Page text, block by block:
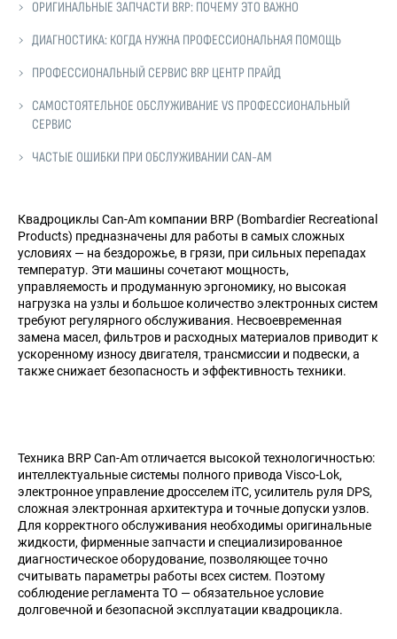
ОРИГИНАЛЬНЫЕ ЗАПЧАСТИ BRP: ПОЧЕМУ ЭТО ВАЖНО
ДИАГНОСТИКА: КОГДА НУЖНА ПРОФЕССИОНАЛЬНАЯ ПОМОЩЬ
ПРОФЕССИОНАЛЬНЫЙ СЕРВИС BRP ЦЕНТР ПРАЙД
САМОСТОЯТЕЛЬНОЕ ОБСЛУЖИВАНИЕ VS ПРОФЕССИОНАЛЬНЫЙ
СЕРВИС
ЧАСТЫЕ ОШИБКИ ПРИ ОБСЛУЖИВАНИИ CAN-AM
Квадроциклы Can-Am компании BRP (Bombardier Recreational
Products) предназначены для работы в самых сложных
условиях — на бездорожье, в грязи, при сильных перепадах
температур. Эти машины сочетают мощность,
управляемость и продуманную эргономику, но высокая
нагрузка на узлы и большое количество электронных систем
требуют регулярного обслуживания. Несвоевременная
замена масел, фильтров и расходных материалов приводит к
ускоренному износу двигателя, трансмиссии и подвески, а
также снижает безопасность и эффективность техники.
Техника BRP Can-Am отличается высокой технологичностью:
интеллектуальные системы полного привода Visco-Lok,
электронное управление дросселем iTC, усилитель руля DPS,
сложная электронная архитектура и точные допуски узлов.
Для корректного обслуживания необходимы оригинальные
жидкости, фирменные запчасти и специализированное
диагностическое оборудование, позволяющее точно
считывать параметры работы всех систем. Поэтому
соблюдение регламента ТО — обязательное условие
долговечной и безопасной эксплуатации квадроцикла.